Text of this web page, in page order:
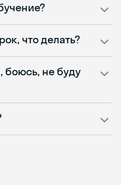
что делать?
боюсь, не буду